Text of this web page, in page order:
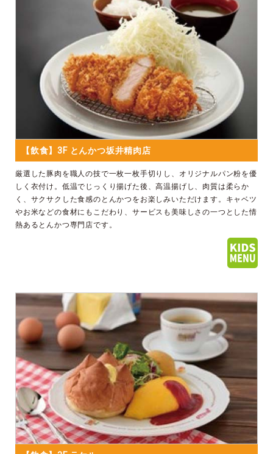
【飲食】3F とんかつ坂井精肉店
厳選した豚肉を職人の技で一枚一枚手切りし、オリジナルパン粉を優
しく衣付け。低温でじっくり揚げた後、高温揚げし、肉質は柔らか
く、サクサクした食感のとんかつをお楽しみいただけます。キャベツ
やお米などの食材にもこだわり、サービスも美味しさの一つとした情
熱あるとんかつ専門店です。